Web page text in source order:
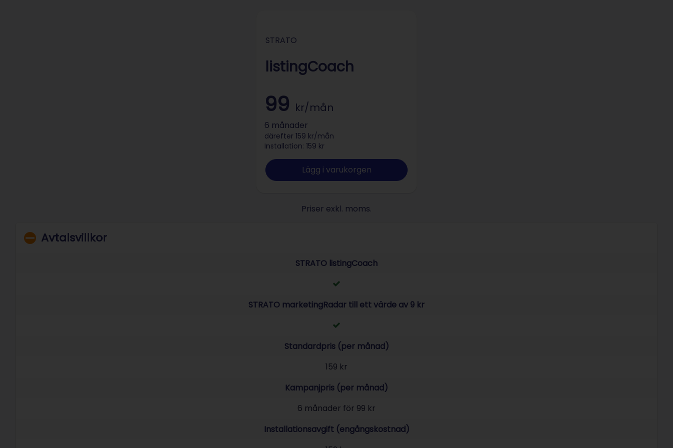
STRATO
listingCoach
99 kr/mån
6 månader
därefter 159 kr/mån
Installation: 159 kr
Lägg i varukorgen
Priser exkl. moms.
Avtalsvillkor
STRATO listingCoach
Tillgänglig
STRATO marketingRadar till ett värde av 9 kr
Tillgänglig
Standardpris (per månad)
159 kr
Kampanjpris (per månad)
6 månader för 99 kr
Installationsavgift (engångskostnad)